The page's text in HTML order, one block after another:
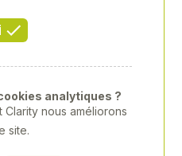
analytiques ?
nous améliorons
site.